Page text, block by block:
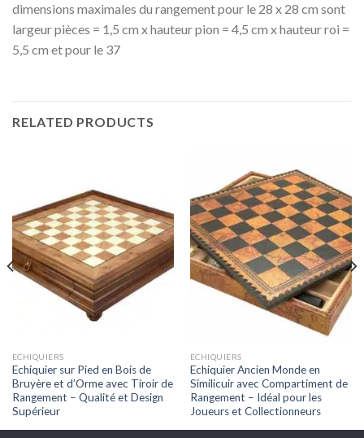
dimensions maximales du rangement pour le 28 x 28 cm sont
largeur pièces = 1,5 cm x hauteur pion = 4,5 cm x hauteur roi =
5,5 cm et pour le 37
RELATED PRODUCTS
ECHIQUIERS
Echiquier sur Pied en Bois de
Bruyère et d’Orme avec Tiroir de
Rangement – Qualité et Design
Supérieur
ECHIQUIERS
Echiquier Ancien Monde en
Similicuir avec Compartiment de
Rangement – Idéal pour les
Joueurs et Collectionneurs